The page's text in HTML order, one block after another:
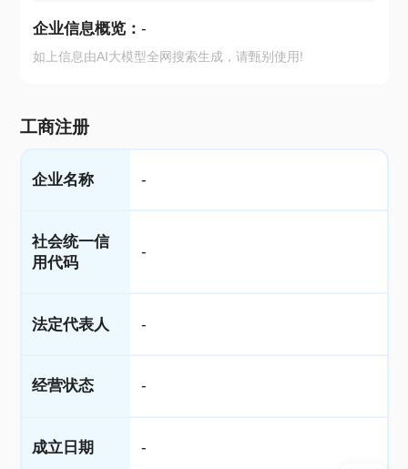
企业信息概览： -
如上信息由AI大模型全网搜索生成，请甄别使用!
工商注册
企业名称 -
社会统一信
用代码
-
法定代表人 -
经营状态 -
成立日期 -